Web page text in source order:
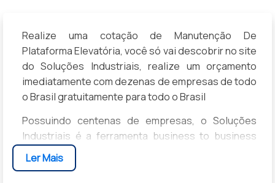
Realize uma cotação de Manutenção De
Plataforma Elevatória, você só vai descobrir no site
do Soluções Industriais, realize um orçamento
imediatamente com dezenas de empresas de todo
o Brasil gratuitamente para todo o Brasil
Possuindo centenas de empresas, o Soluções
Industriais é a ferramenta business to business
mais completo da área industrial. Para realizar um
orçamento de Manutenção De Plataforma
Ler Mais